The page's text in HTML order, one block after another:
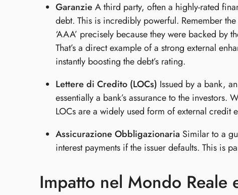
Garanzie A third party, often a highly-rated
debt. This is incredibly powerful. Remember
‘AAA’ precisely because they were backed by
That’s a direct example of a strong external
instantly boosting the debt’s rating.
Lettere di Credito (LOCs) Issued by a bank,
essentially a bank’s assurance to the
LOCs are a widely used form of external credit
Assicurazione Obbligazionaria Similar to a
interest payments if the issuer defaults. This is
Impatto nel Mondo Reale